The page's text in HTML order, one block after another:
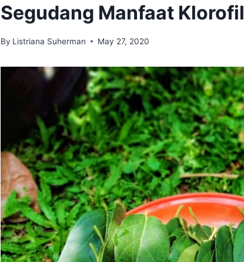
Segudang Manfaat Klorofil
By Listriana Suherman May 27, 2020